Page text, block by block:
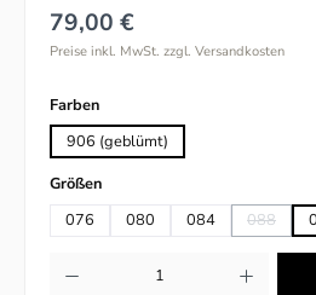
79,00 €
Preise inkl. MwSt. zzgl. Versandkosten
Farbenauswählen
906 (geblümt)
Größenauswählen
076
080 084 088(Diese